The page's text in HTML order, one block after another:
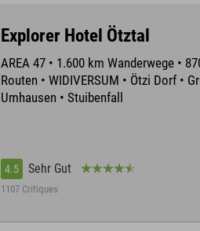
Explorer Hotel Ötztal
AREA 47 • 1.600 km Wanderwege •
Routen • WIDIVERSUM • Ötzi Dorf •
Umhausen • Stuibenfall
4.5 Sehr Gut
1107 Critiques